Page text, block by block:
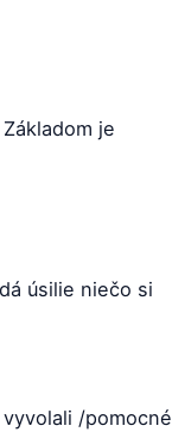
je
úsilie niečo si
/pomocné